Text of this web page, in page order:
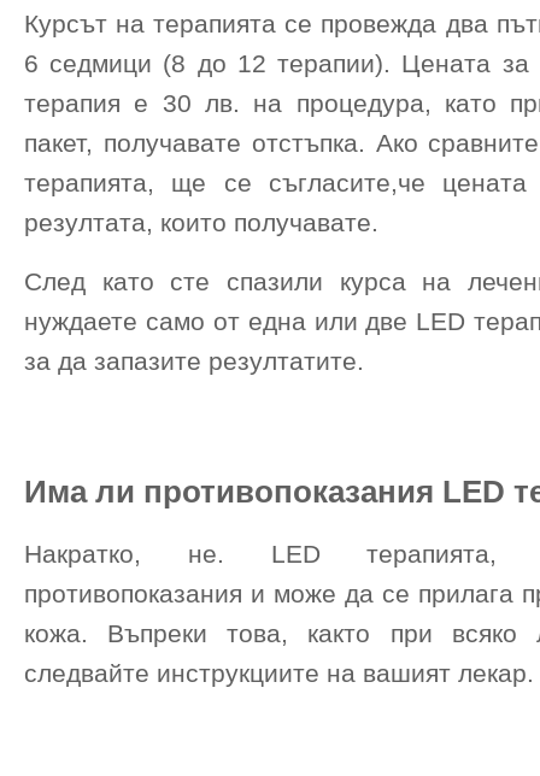
Курсът на терапията се провежда два
6 седмици (8 до 12 терапии). Цената за
терапия е 30 лв. на процедура, като
пакет, получавате отстъпка. Ако
терапията, ще се съгласите,че
резултата, които получавате.
След като сте спазили курса на
нуждаете само от една или две LED
за да запазите резултатите.
Има ли противопоказания LED
Накратко, не. LED терапията,
противопоказания и може да се прилага
кожа. Въпреки това, както при всяко
следвайте инструкциите на вашият лекар.